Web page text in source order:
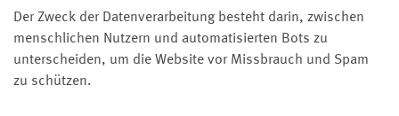
Der Zweck der Datenverarbeitung besteht darin, zwischen
menschlichen Nutzern und automatisierten Bots zu
unterscheiden, um die Website vor Missbrauch und Spam
zu schützen.